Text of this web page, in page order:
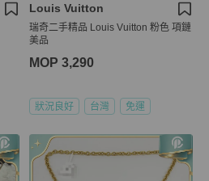
Louis Vuitton
瑞奇二手精品 Louis Vuitton 粉色 項鏈
美品
MOP 3,290
狀況良好 台灣 免運